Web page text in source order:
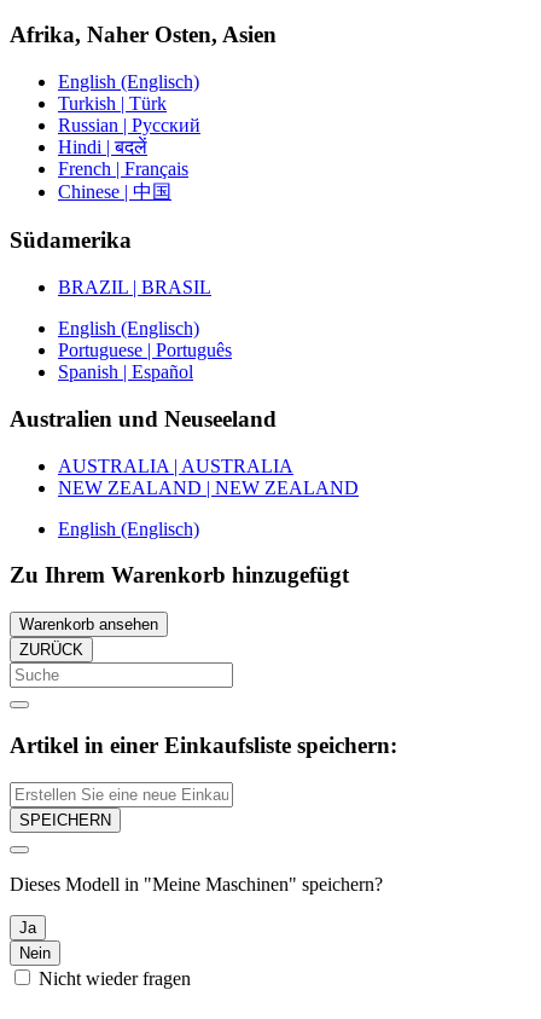
Afrika, Naher Osten, Asien
English (Englisch)
Turkish | Türk
Russian | Русский
Hindi | बदलें
French | Français
Chinese | 中国
Südamerika
BRAZIL | BRASIL
English (Englisch)
Portuguese | Português
Spanish | Español
Australien und Neuseeland
AUSTRALIA | AUSTRALIA
NEW ZEALAND | NEW ZEALAND
English (Englisch)
Zu Ihrem Warenkorb hinzugefügt
Warenkorb ansehen
ZURÜCK
Artikel in einer Einkaufsliste speichern:
SPEICHERN
Dieses Modell in "Meine Maschinen" speichern?
Ja
Nein
Nicht wieder fragen